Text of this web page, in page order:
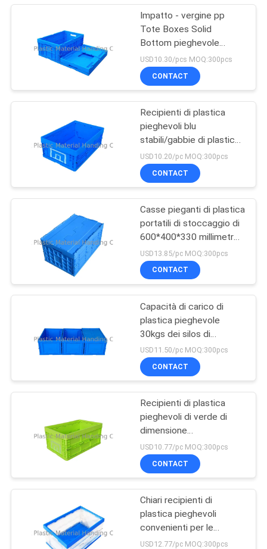
Euro contenitori
d'impilamento
Container
accatastabili di
plastica
Casse di plastica
dell'alimento
Silos di
immagazzinamento
del magazzino
pallet di plastica
Impatto - vergine pp
Tote Boxes Solid
Bottom pieghevole
600*400 millimetro di
resistenza
USD10.30/pcs MOQ:300pcs
CONTACT
Recipienti di plastica
pieghevoli blu
stabili/gabbie di plastica
pieganti
USD10.20/pc MOQ:300pcs
CONTACT
Casse pieganti di plastica
portatili di stoccaggio di
600*400*330 millimetro
per la raccolta
USD13.85/pc MOQ:300pcs
CONTACT
Capacità di carico di
plastica pieghevole
30kgs dei silos di
immagazzinamento del
polipropilene di logistica
USD11.50/pc MOQ:300pcs
CONTACT
Recipienti di plastica
pieghevoli di verde di
dimensione
standard/scatola di
plastica pieghevole
USD10.77/pc MOQ:300pcs
CONTACT
Chiari recipienti di
plastica pieghevoli
convenienti per le
industrie degli
USD12.77/pc MOQ:300pcs